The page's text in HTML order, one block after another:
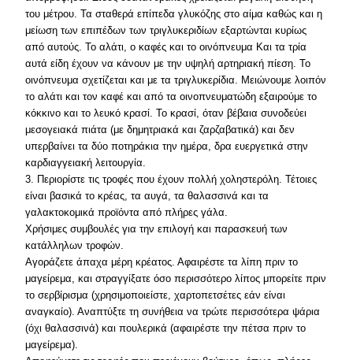
του μέτρου. Τα σταθερά επίπεδα γλυκόζης στο αίμα καθώς και η
μείωση των επιπέδων των τριγλυκεριδίων εξαρτώνται κυρίως
από αυτούς. Το αλάτι, ο καφές και το οινόπνευμα Και τα τρία
αυτά είδη έχουν να κάνουν με την υψηλή αρτηριακή πίεση. Το
οινόπνευμα σχετίζεται και με τα τριγλυκερίδια. Mειώνουμε λοιπόν
το αλάτι και τον καφέ και από τα οινοπνευματώδη εξαιρούμε το
κόκκινο και το λευκό κρασί. Το κρασί, όταν βέβαια συνοδεύει
μεσογειακά πιάτα (με δημητριακά και ζαρζαβατικά) και δεν
υπερβαίνει τα δύο ποτηράκια την ημέρα, δρα ευεργετικά στην
καρδιαγγειακή λειτουργία.
3. Περιορίστε τις τροφές που έχουν πολλή χοληστερόλη. Τέτοιες
είναι βασικά το κρέας, τα αυγά, τα θαλασσινά και τα
γαλακτοκομικά προϊόντα από πλήρες γάλα.
Χρήσιμες συμβουλές για την επιλογή και παρασκευή των
κατάλληλων τροφών.
Αγοράζετε άπαχα μέρη κρέατος. Αφαιρέστε τα λίπη πριν το
μαγείρεμα, και στραγγίξατε όσο περισσότερο λίπος μπορείτε πριν
το σερβίρισμα (χρησιμοποιείστε, χαρτοπετσέτες εάν είναι
αναγκαίο). Αναπτύξτε τη συνήθεια να τρώτε περισσότερα ψάρια
(όχι θαλασσινά) και πουλερικά (αφαιρέστε την πέτσα πριν το
μαγείρεμα).